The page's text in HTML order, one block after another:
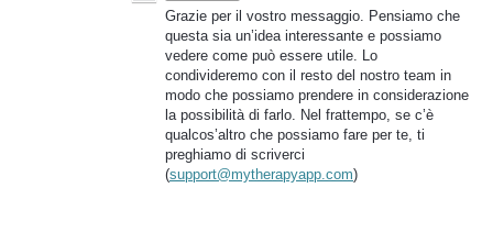
Grazie per il vostro messaggio. Pensiamo che
questa sia un’idea interessante e possiamo
vedere come può essere utile. Lo
condivideremo con il resto del nostro team in
modo che possiamo prendere in considerazione
la possibilità di farlo. Nel frattempo, se c’è
qualcos’altro che possiamo fare per te, ti
preghiamo di scriverci
(support@mytherapyapp.com)